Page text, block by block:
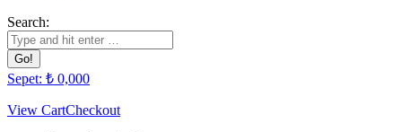
Search:
Sepet: ₺ 0,000
View CartCheckout